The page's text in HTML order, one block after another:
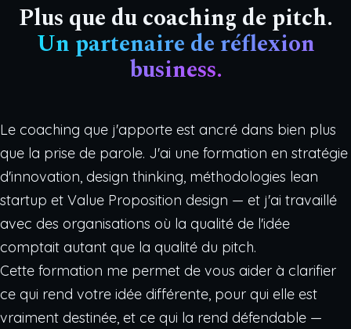
Plus que du coaching de pitch.
Un partenaire de réflexion
business.
Le coaching que j'apporte est ancré dans bien plus
que la prise de parole. J'ai une formation en stratégie
d'innovation, design thinking, méthodologies lean
startup et Value Proposition design — et j'ai travaillé
avec des organisations où la qualité de l'idée
comptait autant que la qualité du pitch.
Cette formation me permet de vous aider à clarifier
ce qui rend votre idée différente, pour qui elle est
vraiment destinée, et ce qui la rend défendable —